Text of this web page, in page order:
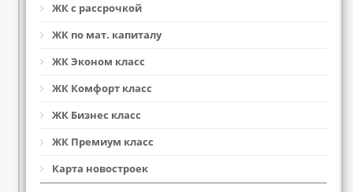
ЖК с рассрочкой
ЖК по мат. капиталу
ЖК Эконом класс
ЖК Комфорт класс
ЖК Бизнес класс
ЖК Премиум класс
Карта новостроек